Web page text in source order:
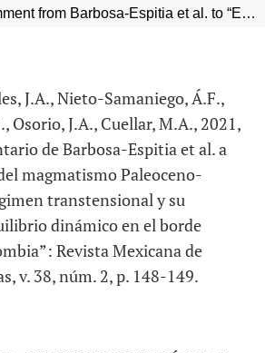
Reply to the comment from Barbosa-Espitia et al. to “Emplazamiento del magmatismo Paleoceno-Eoceno bajo un régimen transtensional y su evolución a un equilibrio dinámico en el borde occidental de Colombia”